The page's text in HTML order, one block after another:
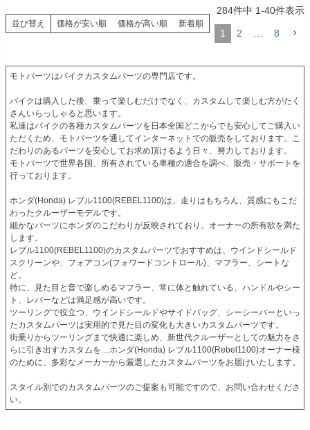
並び替え 価格が安い順 価格が高い順 新着順
284件中 1-40件表示
1 2 8
モトパーツはバイクカスタムパーツの専門店です。
バイクは購入した後、乗って楽しむだけでなく、カスタムして楽しむ方がたく
さんいらっしゃると思います。
私達はバイクの各種カスタムパーツを日本全国どこからでも安心してご購入い
ただくため、モトパーツを通してインターネットでの販売をしております。こ
だわりのあるパーツを安心してお求め頂けるよう日々、努力しております。
モトパーツで世界各国、所有されている車種の適合を調べ、販売・サポートを
行っております。
ホンダ(Honda) レブル1100(REBEL1100)は、走りはもちろん、質感にもこだ
わったクルーザーモデルです。
細かなパーツにホンダのこだわりが反映されており、オーナーの所有欲を満た
します。
レブル1100(REBEL1100)のカスタムパーツでおすすめは、ウインドシールド
スクリーンや、フォアコン(フォワードコントロール)、マフラー、シートな
ど。
特に、見た目と音で楽しめるマフラー、常に体と触れている、ハンドルやシー
ト、レバーなどは満足感が高いです。
ツーリングで役立つ、ウインドシールドやサイドバッグ、シーシーバーといっ
たカスタムパーツは実用的で見た目の変化も大きいカスタムパーツです。
街乗りからツーリングまで快適に楽しめ、新世代クルーザーとしての魅力をさ
らに引き出すカスタムを…ホンダ(Honda) レブル1100(Rebel1100)オーナー様
のために、多彩なメーカーから厳選したカスタムパーツをお届けいたします。
スタイル別でのカスタムパーツのご提案も可能ですので、お問い合わせくださ
い。